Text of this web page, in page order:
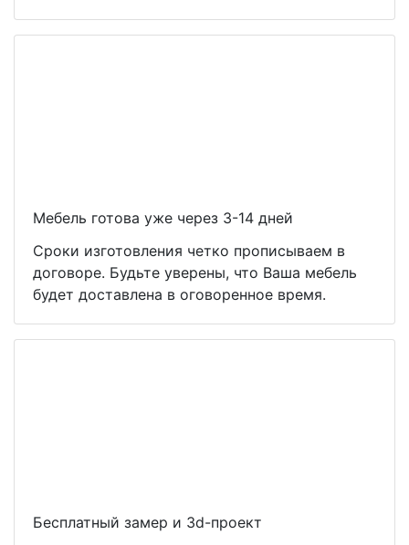
Мебель готова уже через 3-14 дней
Сроки изготовления четко прописываем в
договоре. Будьте уверены, что Ваша мебель
будет доставлена в оговоренное время.
Бесплатный замер и 3d-проект